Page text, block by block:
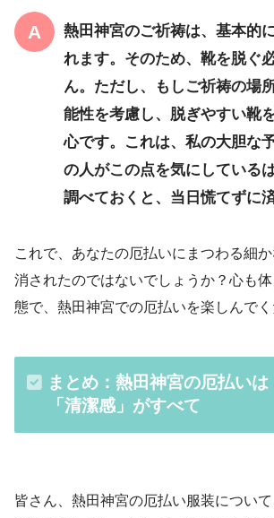
熱田神宮のご祈祷は、基本的
れます。そのため、靴を脱ぐ
ん。ただし、もしご祈祷の場
能性を考慮し、脱ぎやすい靴
心です。これは、私の大胆な
の人がこの点を気にしている
調べておくと、当日慌てずに
これで、あなたの厄払いにまつわる細
消されたのではないでしょうか？心も
態で、熱田神宮での厄払いを楽しんでく
まとめ：熱田神宮の厄払いは
「清潔感」がすべて
皆さん、熱田神宮の厄払い服装につい